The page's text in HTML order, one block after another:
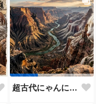
超古代にゃんにゃん時代の遺跡…侵食が始まる…